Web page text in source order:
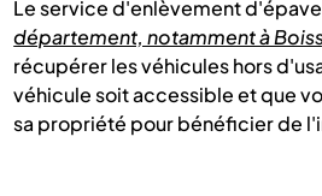
Le service d'enlèvement
département, notamment à
récupérer les véhicules hors
véhicule soit accessible et que
sa propriété pour bénéficier de